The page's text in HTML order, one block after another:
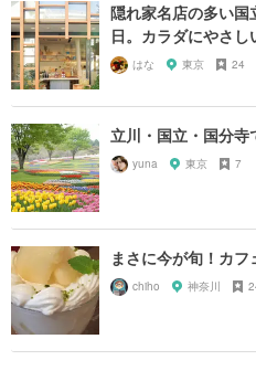
隠れ家名店の多い
日。カラダにやさし
はな 東京 24
立川・国立・国分寺
yuna 東京 7
まさに今が旬！カフ
chiho 神奈川